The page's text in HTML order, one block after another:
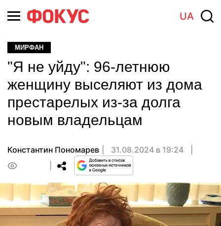
UA
МИРФАН
"Я не уйду": 96-летнюю
женщину выселяют из дома
престарелых из-за долга
новым владельцам
Константин Пономарев
31.08.2024 в 19:24